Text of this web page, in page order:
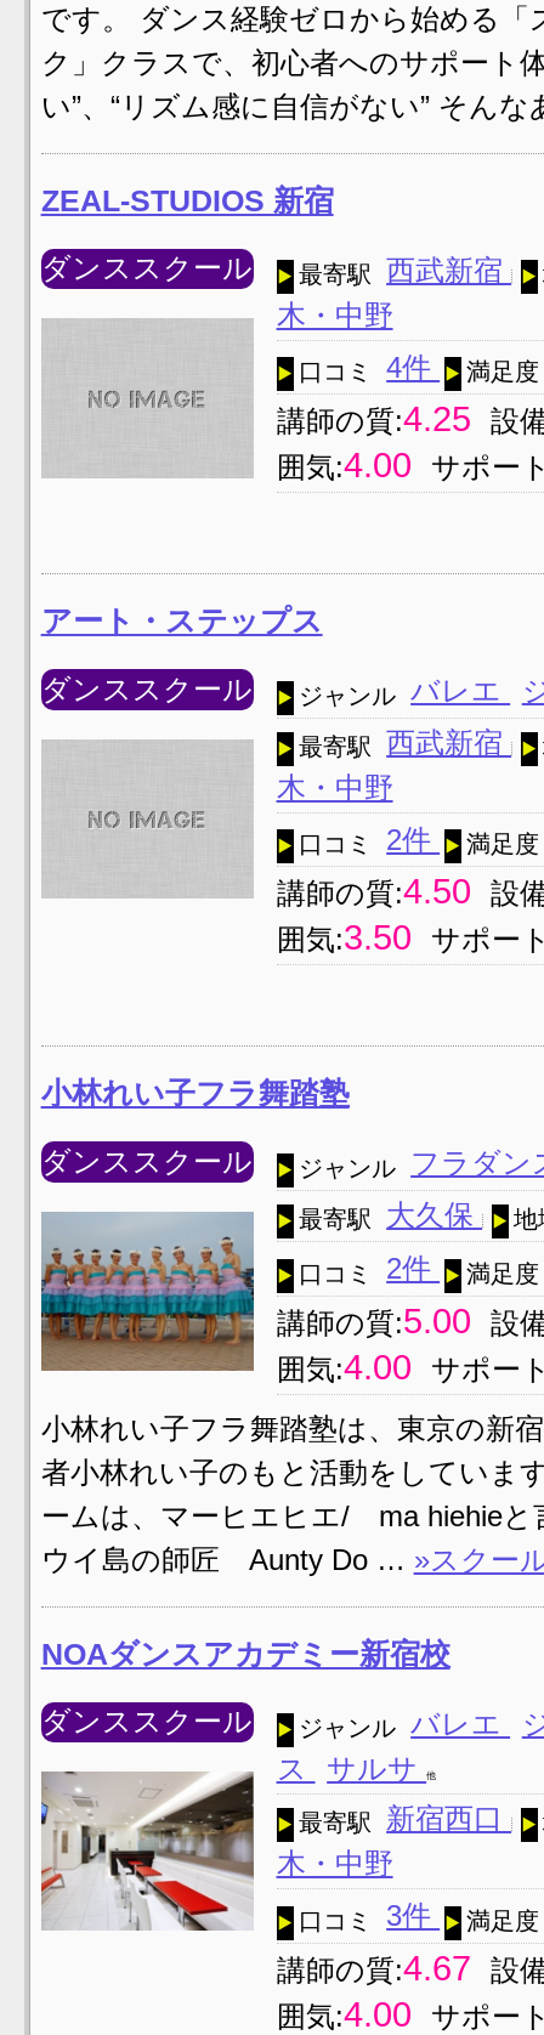
です。 ダンス経験ゼロから始める
ク」クラスで、初心者へのサポート
い”、“リズム感に自信がない” そん
ZEAL-STUDIOS 新宿
ダンススクール 最寄駅 西武新宿
木・中野
口コミ 4件 満足度
講師の質:4.25
設
囲気:4.00 サポー
アート・ステップス
ダンススクール ジャンル バレエ
最寄駅 西武新宿
木・中野
口コミ 2件 満足度
講師の質:4.50
設
囲気:3.50 サポー
小林れい子フラ舞踏塾
ダンススクール ジャンル フラダン
最寄駅 大久保 地
口コミ 2件 満足度
講師の質:5.00
設
囲気:4.00
サポー
小林れい子フラ舞踏塾は、東京の新
者小林れい子のもと活動をしてい
ームは、マーヒエヒエ/ ma hiehieと
ウイ島の師匠 Aunty Do … »スクー
NOAダンスアカデミー新宿校
ダンススクール ジャンル バレエ
ス
サルサ他
最寄駅 新宿西口
木・中野
口コミ 3件 満足度
講師の質:4.67
設
囲気:4.00
サポー